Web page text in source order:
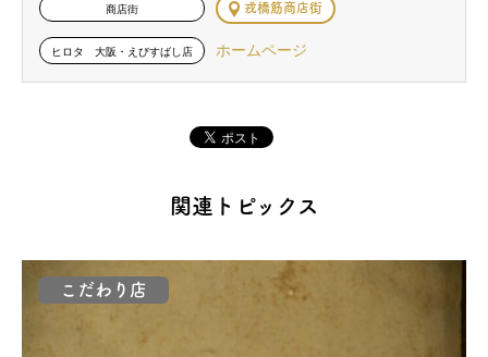
商店街 戎橋筋商店街
ヒロタ 大阪・えびすばし店 ホームページ
関連トピックス
こだわり店